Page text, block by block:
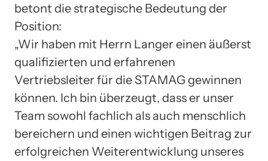
betont die strategische Bedeutung der
Position:
„Wir haben mit Herrn Langer einen äußerst
qualifizierten und erfahrenen
Vertriebsleiter für die STAMAG gewinnen
können. Ich bin überzeugt, dass er unser
Team sowohl fachlich als auch menschlich
bereichern und einen wichtigen Beitrag zur
erfolgreichen Weiterentwicklung unseres